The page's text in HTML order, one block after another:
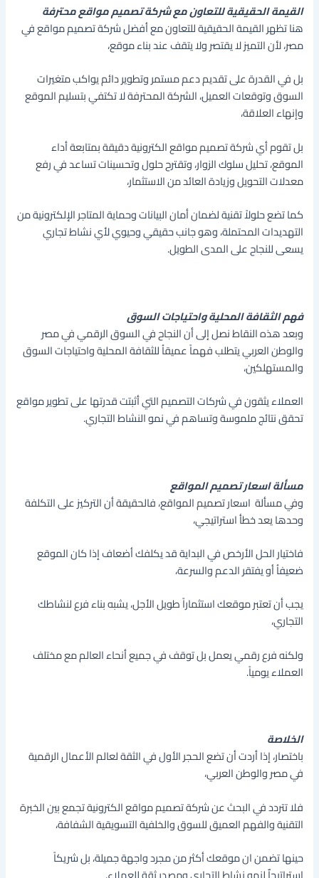
القيمة الحقيقية للتعاون مع شركة تصميم مواقع محترفة
هنا تظهر القيمة الحقيقية للتعاون مع أفضل شركة تصميم مواقع في
مصر، لأن التميز لا يقتصر ولا يتقف عند بناء موقع،
بل في القدرة على تقديم دعم مستمر وتطوير دائم يواكب متغيرات
السوق وتوقعات العميل، الشركة المحترفة لا تكتفي بتسليم الموقع
وإنهاء العلاقة،
بل تقوم أي شركة تصميم مواقع الكترونية دقيقة بمتابعة أداء
الموقع، تحليل سلوك الزوار، وتقترح حلول وتحسينات تساعد في رفع
معدلات التحويل وزيادة العائد من الاستثمار،
كما تضع حلولاً تقنية لضمان أمان البيانات وحماية المتاجر الإلكترونية من
التهديدات المحتملة، وهو جانب حقيقي وحيوي لأي نشاط تجاري
يسعى للنجاح على المدى الطويل.
فهم الثقافة المحلية واحتياجات السوق
وبعد هذه النقاط نصل إلى أن النجاح في السوق الرقمي في مصر
والوطن العربي يتطلب فهماً عميقاُ للثقافة المحلية واحتياجات السوق
والمستهلكين،
العملاء يثقون في شركات التصميم التي أثبتت قدرتها على تطوير مواقع
تحقق نتائج ملموسة وتساهم في نمو النشاط التجاري.
مسألة اسعار تصميم المواقع
وفي مسألة اسعار تصميم المواقع، فالحقيقة أن التركيز على التكلفة
وحدها يعد خطأ استراتيجي،
فاختيار الحل الأرخص في البداية قد يكلفك أضعاف إذا كان الموقع
ضعيفاُ أو يفتقر الدعم والسرعة،
يجب أن تعتبر موقعك استثماراً طويل الأجل، يشبه بناء فرع لنشاطك
التجاري،
ولكنه فرع رقمي يعمل بل توقف في جميع أنحاء العالم مع مختلف
العملاء يومياً.
الخلاصة
باختصار، إذا أردت أن تضع الحجر الأول في الثقة لعالم الأعمال الرقمية
في مصر والوطن العربي،
فلا تتردد في البحث عن شركة تصميم مواقع الكترونية تجمع بين الخبرة
التقنية والفهم العميق للسوق والخلفية التسويقية الشفافة،
حينها تضمن ان موقعك أكثر من مجرد واجهة جميلة، بل شريكاً